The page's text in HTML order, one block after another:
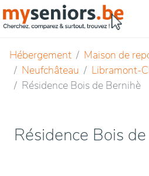
Hébergement Maison de
Neufchâteau
Libramont-
Résidence Bois de Bernihè
Résidence Bois